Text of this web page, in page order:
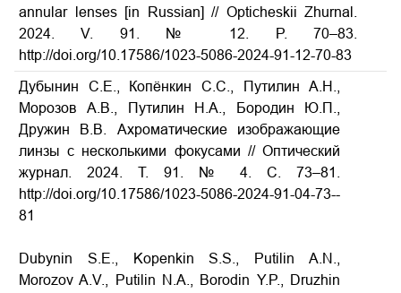
annular lenses [in Russian] // Opticheskii Zhurnal.
2024. V. 91. № 12. P. 70–83.
http://doi.org/10.17586/1023-5086-2024-91-12-70-83
Дубынин С.Е., Копёнкин С.С., Путилин А.Н.,
Морозов А.В., Путилин Н.А., Бородин Ю.П.,
Дружин В.В. Ахроматические изображающие
линзы с несколькими фокусами // Оптический
журнал. 2024. Т. 91. № 4. С. 73–81.
http://doi.org/10.17586/1023­-5086­-2024­-91­-04­-73-­
81
Dubynin S.E., Kopenkin S.S., Putilin A.N.,
Morozov A.V., Putilin N.A., Borodin Y.P., Druzhin